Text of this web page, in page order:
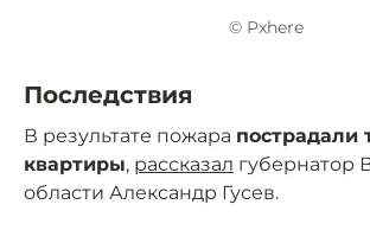
© Pxhere
Последствия
В результате пожара пострадали
квартиры, рассказал губернатор
области Александр Гусев.